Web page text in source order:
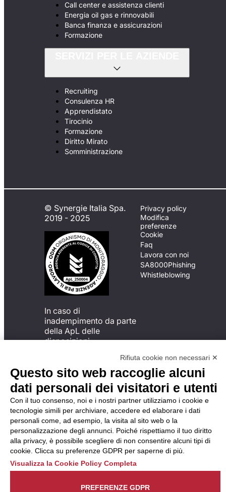
Call center e assistenza clienti
Energia oil gas e rinnovabili
Banca finanza e assicurazioni
Formazione
Recruiting
Consulenza HR
Apprendistato
Tirocinio
Formazione
Diritto Mirato
Somministrazione
© Synergie Italia Spa.
2019 - 2025
In caso di
inadempimento da parte
della ApL delle
disposizioni
possibile presentare un
reclamo
all’Organismo di
Monitoraggio utilizzando
una delle modalità
descritte al seguente
indirizzo web
https://odm-
agenzielavoro.it/reclami/.
Privacy policy
Modifica
preferenze
Cookie
Faq
Lavora con noi
SA8000Phishing
Whistleblowing
Rifiuta cookie non necessari ✕
Questo sito web raccoglie alcuni
dati personali dei visitatori e utenti
Con il tuo consenso, noi e i nostri partner utilizziamo i cookie e
tecnologie simili per archiviare, accedere ed elaborare i dati
personali come, ad esempio, la visita al sito web o la
personalizzazione degli annunci. Poiché rispettiamo il tuo diritto
alla privacy, è possibile scegliere di non consentire alcuni tipi di
cookie. Clicca su preferenze GDPR per saperne di più.
Visualizza la Cookie Policy Completa
PREFERENZE GDPR